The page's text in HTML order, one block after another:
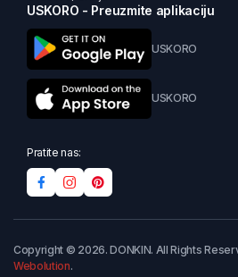
USKORO - Preuzmite aplikaciju
USKORO
USKORO
Pratite nas:
Copyright © 2026. DONKIN. All Rights
Webolution.